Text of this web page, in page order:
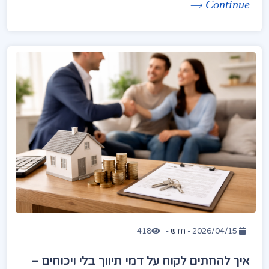
Continue
חדש-
418
איך להחתים לקוח על דמי תיווך בלי ויכוחים –